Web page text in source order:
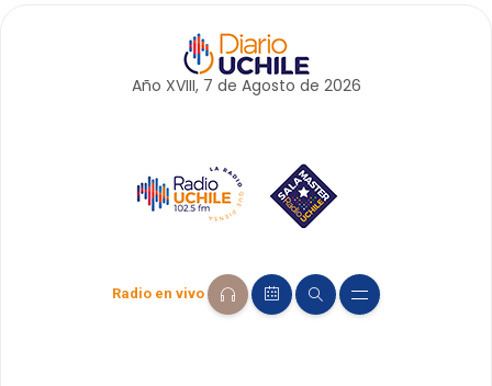
Año XVIII, 7 de Agosto de 2026
Radio en vivo